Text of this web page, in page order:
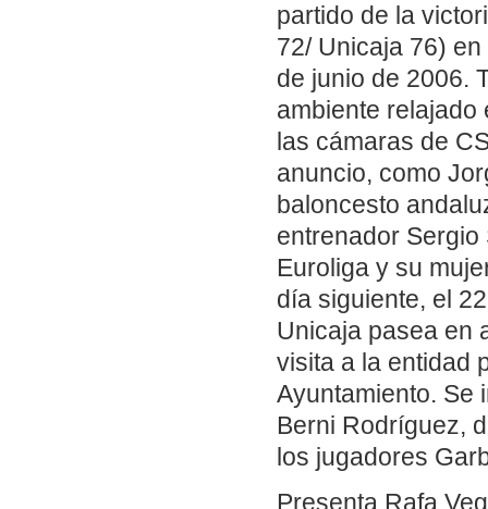
partido de la
72/ Unicaja 76)
de junio de 2006.
ambiente
las cámaras de
anuncio, como
baloncesto
entrenador
Euroliga y su
día siguiente, el
Unicaja pasea en
visita a la entidad
Ayuntamiento. Se
Berni Rodríguez,
los jugadores
Presenta Rafa